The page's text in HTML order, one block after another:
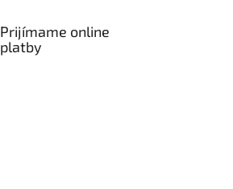
Prijímame online
platby